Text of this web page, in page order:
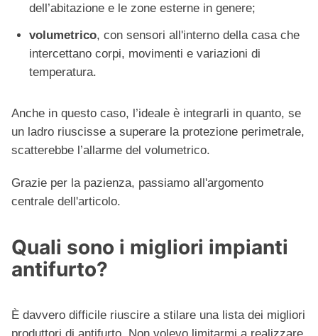
dell’abitazione e le zone esterne in genere;
volumetrico, con sensori all'interno della casa che
intercettano corpi, movimenti e variazioni di
temperatura.
Anche in questo caso, l’ideale è integrarli in quanto, se
un ladro riuscisse a superare la protezione perimetrale,
scatterebbe l’allarme del volumetrico.
Grazie per la pazienza, passiamo all'argomento
centrale dell'articolo.
Quali sono i migliori impianti
antifurto?
È davvero difficile riuscire a stilare una lista dei migliori